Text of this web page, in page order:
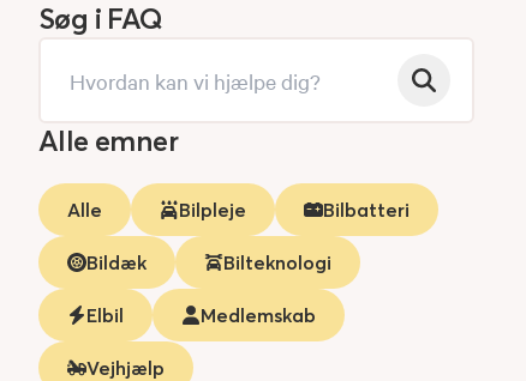
Søg i FAQ
Alle emner
Alle Bilpleje Bilbatteri
Bildæk Bilteknologi
Elbil Medlemskab
Vejhjælp